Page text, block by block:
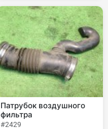
Патрубок воздушного
фильтра
#2429